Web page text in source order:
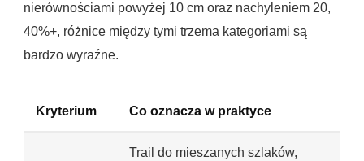
nierównościami powyżej 10 cm oraz nachyleniem 20,
40%+, różnice między tymi trzema kategoriami są
bardzo wyraźne.
Kryterium Co oznacza w praktyce
Trail do mieszanych szlaków,